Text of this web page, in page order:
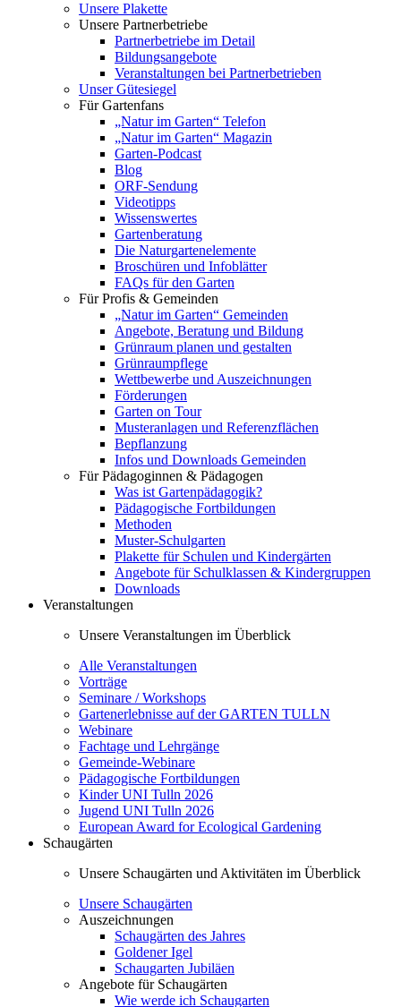
Unsere Plakette
Unsere Partnerbetriebe
Partnerbetriebe im Detail
Bildungsangebote
Veranstaltungen bei Partnerbetrieben
Unser Gütesiegel
Für Gartenfans
„Natur im Garten“ Telefon
„Natur im Garten“ Magazin
Garten-Podcast
Blog
ORF-Sendung
Videotipps
Wissenswertes
Gartenberatung
Die Naturgartenelemente
Broschüren und Infoblätter
FAQs für den Garten
Für Profis & Gemeinden
„Natur im Garten“ Gemeinden
Angebote, Beratung und Bildung
Grünraum planen und gestalten
Grünraumpflege
Wettbewerbe und Auszeichnungen
Förderungen
Garten on Tour
Musteranlagen und Referenzflächen
Bepflanzung
Infos und Downloads Gemeinden
Für Pädagoginnen & Pädagogen
Was ist Gartenpädagogik?
Pädagogische Fortbildungen
Methoden
Muster-Schulgarten
Plakette für Schulen und Kindergärten
Angebote für Schulklassen & Kindergruppen
Downloads
Veranstaltungen
Unsere Veranstaltungen im Überblick
Alle Veranstaltungen
Vorträge
Seminare / Workshops
Gartenerlebnisse auf der GARTEN TULLN
Webinare
Fachtage und Lehrgänge
Gemeinde-Webinare
Pädagogische Fortbildungen
Kinder UNI Tulln 2026
Jugend UNI Tulln 2026
European Award for Ecological Gardening
Schaugärten
Unsere Schaugärten und Aktivitäten im Überblick
Unsere Schaugärten
Auszeichnungen
Schaugärten des Jahres
Goldener Igel
Schaugarten Jubiläen
Angebote für Schaugärten
Wie werde ich Schaugarten